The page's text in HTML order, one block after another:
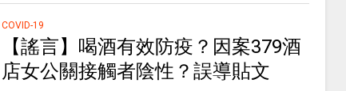
COVID-19
【謠言】喝酒有效防疫？因案379酒
店女公關接觸者陰性？誤導貼文